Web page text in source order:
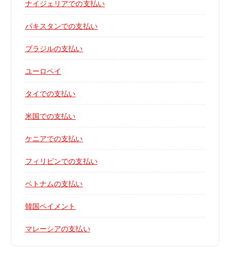
ナイジェリアでの支払い
パキスタンでの支払い
ブラジルの支払い
ユーロペイ
タイでの支払い
米国での支払い
ケニアでの支払い
フィリピンでの支払い
ベトナムの支払い
韓国ペイメント
マレーシアの支払い